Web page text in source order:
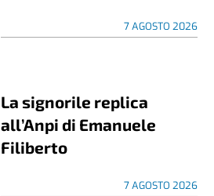
7 AGOSTO 2026
La signorile replica
all’Anpi di Emanuele
Filiberto
7 AGOSTO 2026